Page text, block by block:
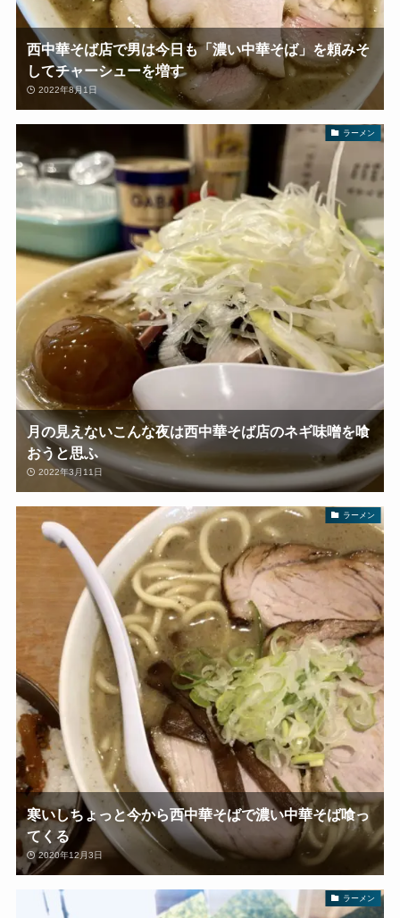
西中華そば店で男は今日も「濃い中華そば」を頼みそ
してチャーシューを増す
2022年8月1日
ラーメン
月の見えないこんな夜は西中華そば店のネギ味噌を喰
おうと思ふ
2022年3月11日
ラーメン
寒いしちょっと今から西中華そばで濃い中華そば喰っ
てくる
2020年12月3日
ラーメン